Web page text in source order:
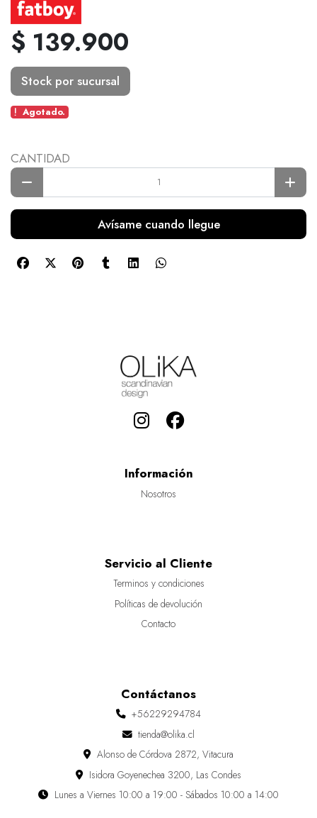
$ 139.900
Stock por sucursal
Agotado.
CANTIDAD
Avísame cuando llegue
Información
Nosotros
Servicio al Cliente
Terminos y condiciones
Políticas de devolución
Contacto
Contáctanos
+56229294784
tienda@olika.cl
Alonso de Córdova 2872, Vitacura
Isidora Goyenechea 3200, Las Condes
Lunes a Viernes 10:00 a 19:00 - Sábados 10:00 a 14:00